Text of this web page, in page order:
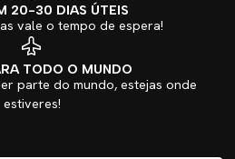
20-30 DIAS ÚTEIS
vale o tempo de espera!
TODO O MUNDO
parte do mundo, estejas onde
estiveres!